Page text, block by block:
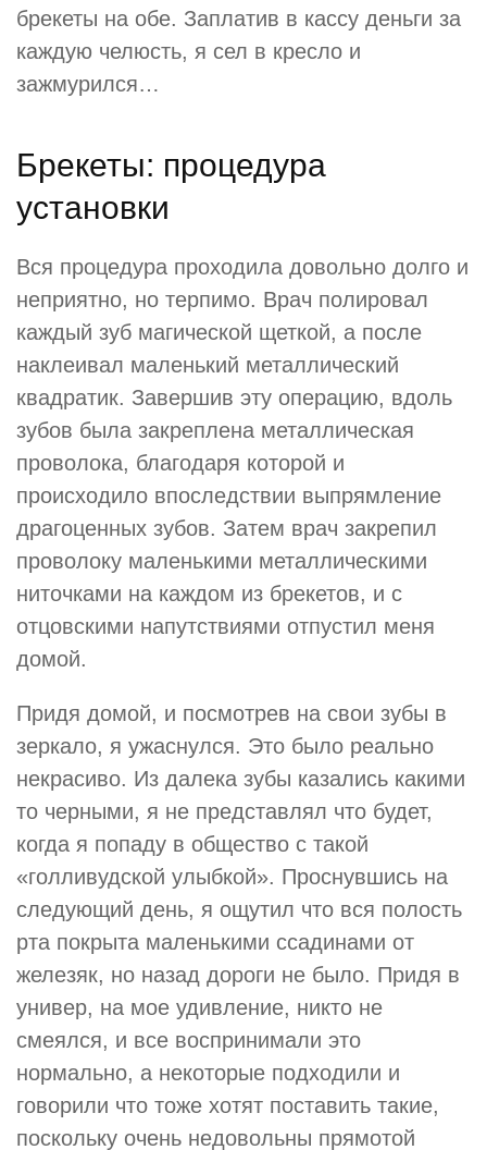
брекеты на обе. Заплатив в кассу деньги за
каждую челюсть, я сел в кресло и
зажмурился…
Брекеты: процедура
установки
Вся процедура проходила довольно долго и
неприятно, но терпимо. Врач полировал
каждый зуб магической щеткой, а после
наклеивал маленький металлический
квадратик. Завершив эту операцию, вдоль
зубов была закреплена металлическая
проволока, благодаря которой и
происходило впоследствии выпрямление
драгоценных зубов. Затем врач закрепил
проволоку маленькими металлическими
ниточками на каждом из брекетов, и с
отцовскими напутствиями отпустил меня
домой.
Придя домой, и посмотрев на свои зубы в
зеркало, я ужаснулся. Это было реально
некрасиво. Из далека зубы казались какими
то черными, я не представлял что будет,
когда я попаду в общество с такой
«голливудской улыбкой». Проснувшись на
следующий день, я ощутил что вся полость
рта покрыта маленькими ссадинами от
железяк, но назад дороги не было. Придя в
универ, на мое удивление, никто не
смеялся, и все воспринимали это
нормально, а некоторые подходили и
говорили что тоже хотят поставить такие,
поскольку очень недовольны прямотой